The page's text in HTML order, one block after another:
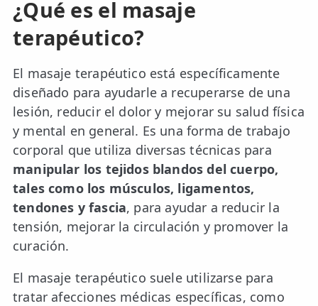
¿Qué es el masaje
terapéutico?
El masaje terapéutico está específicamente
diseñado para ayudarle a recuperarse de una
lesión, reducir el dolor y mejorar su salud física
y mental en general. Es una forma de trabajo
corporal que utiliza diversas técnicas para
manipular los tejidos blandos del cuerpo,
tales como los músculos, ligamentos,
tendones y fascia, para ayudar a reducir la
tensión, mejorar la circulación y promover la
curación.
El masaje terapéutico suele utilizarse para
tratar afecciones médicas específicas, como